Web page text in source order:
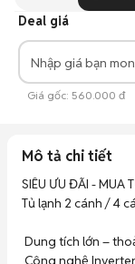
Deal giá
Nhập giá bạn
Giá gốc: 560.000 đ
Mô tả chi tiết
SIÊU ƯU ĐÃI - MUA
Tủ lạnh 2 cánh / 4